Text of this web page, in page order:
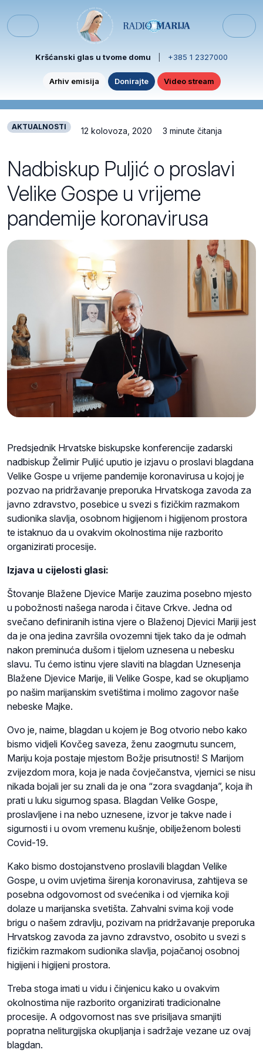
Menu
Kršćanski glas u tvome domu +385 1 2327000
Arhiv emisija Donirajte Video stream
AKTUALNOSTI 12 kolovoza, 2020 3 minute čitanja
Nadbiskup Puljić o proslavi
Velike Gospe u vrijeme
pandemije koronavirusa
Predsjednik Hrvatske biskupske konferencije zadarski
nadbiskup Želimir Puljić uputio je izjavu o proslavi blagdana
Velike Gospe u vrijeme pandemije koronavirusa u kojoj je
pozvao na pridržavanje preporuka Hrvatskoga zavoda za
javno zdravstvo, posebice u svezi s fizičkim razmakom
sudionika slavlja, osobnom higijenom i higijenom prostora
te istaknuo da u ovakvim okolnostima nije razborito
organizirati procesije.
Izjava u cijelosti glasi:
Štovanje Blažene Djevice Marije zauzima posebno mjesto
u pobožnosti našega naroda i čitave Crkve. Jedna od
svečano definiranih istina vjere o Blaženoj Djevici Mariji jest
da je ona jedina završila ovozemni tijek tako da je odmah
nakon preminuća dušom i tijelom uznesena u nebesku
slavu. Tu ćemo istinu vjere slaviti na blagdan Uznesenja
Blažene Djevice Marije, ili Velike Gospe, kad se okupljamo
po našim marijanskim svetištima i molimo zagovor naše
nebeske Majke.
Ovo je, naime, blagdan u kojem je Bog otvorio nebo kako
bismo vidjeli Kovčeg saveza, ženu zaogrnutu suncem,
Mariju koja postaje mjestom Božje prisutnosti! S Marijom
zvijezdom mora, koja je nada čovječanstva, vjernici se nisu
nikada bojali jer su znali da je ona “zora svagdanja”, koja ih
prati u luku sigurnog spasa. Blagdan Velike Gospe,
proslavljene i na nebo uznesene, izvor je takve nade i
sigurnosti i u ovom vremenu kušnje, obilježenom bolesti
Covid-19.
Kako bismo dostojanstveno proslavili blagdan Velike
Gospe, u ovim uvjetima širenja koronavirusa, zahtijeva se
posebna odgovornost od svećenika i od vjernika koji
dolaze u marijanska svetišta. Zahvalni svima koji vode
brigu o našem zdravlju, pozivam na pridržavanje preporuka
Hrvatskog zavoda za javno zdravstvo, osobito u svezi s
fizičkim razmakom sudionika slavlja, pojačanoj osobnoj
higijeni i higijeni prostora.
Treba stoga imati u vidu i činjenicu kako u ovakvim
okolnostima nije razborito organizirati tradicionalne
procesije. A odgovornost nas sve prisiljava smanjiti
popratna neliturgijska okupljanja i sadržaje vezane uz ovaj
blagdan.